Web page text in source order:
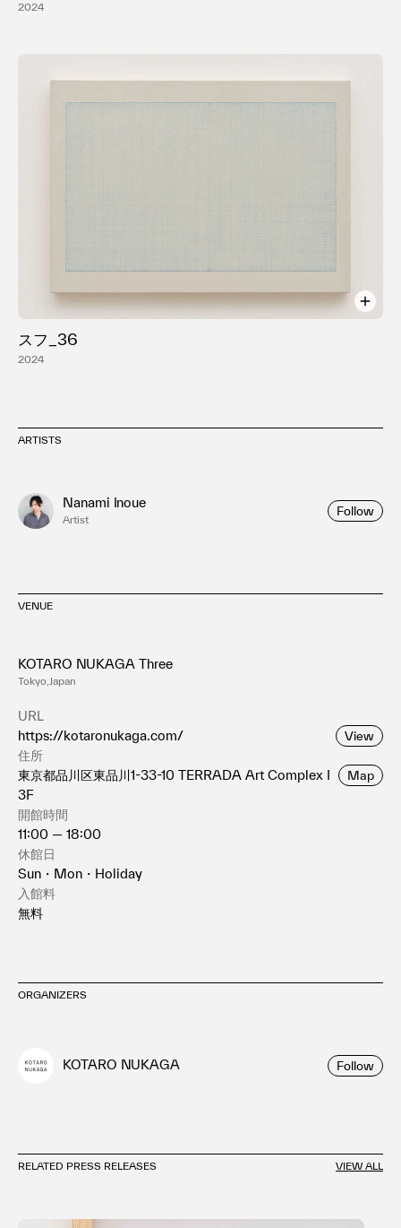
2024
2024
スフ_36
ARTISTS
Nanami Inoue
Artist
Follow
VENUE
KOTARO NUKAGA Three
Tokyo,Japan
URL
https://kotaronukaga.com/
View
住所
東京都品川区東品川1-33-10 TERRADA Art Complex I
3F
Map
開館時間
11:00 — 18:00
休館日
Sun・Mon・Holiday
入館料
無料
ORGANIZERS
KOTARO NUKAGA Follow
RELATED PRESS RELEASES VIEW ALL